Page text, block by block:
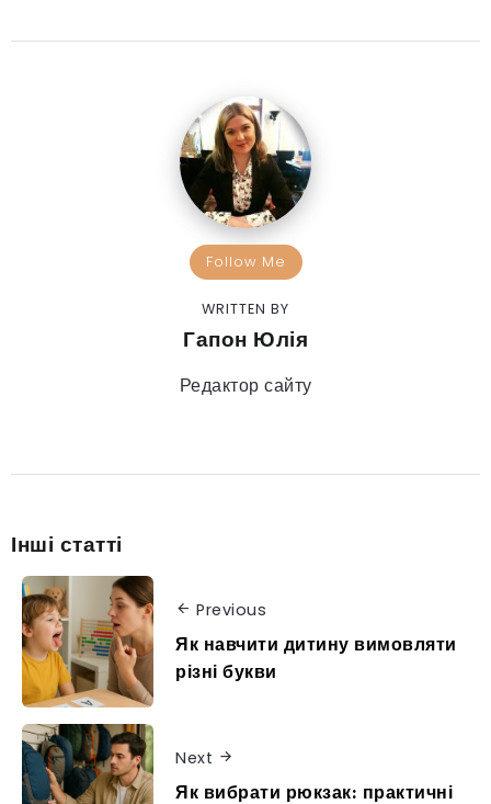
Follow Me
WRITTEN BY
Гапон Юлія
Редактор сайту
Інші статті
Previous
Як навчити дитину вимовляти
різні букви
Next
Як вибрати рюкзак: практичні